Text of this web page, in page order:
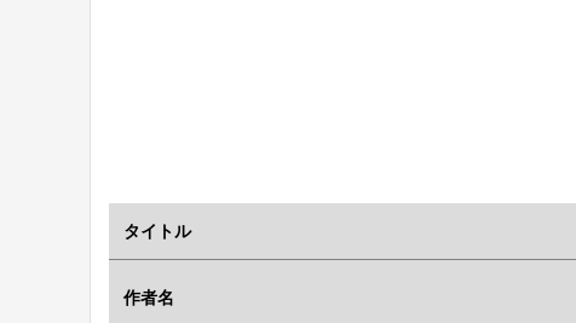
タイトル
作者名